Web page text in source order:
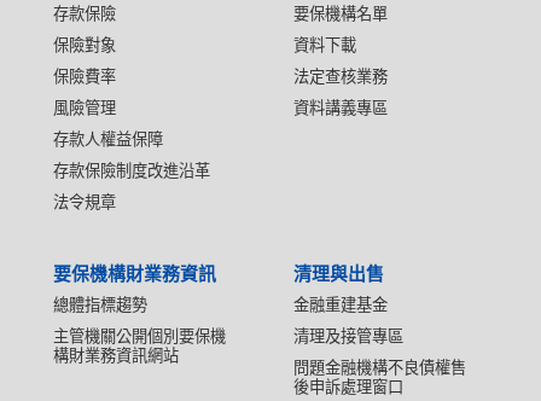
存款保險
保險對象
保險費率
風險管理
存款人權益保障
存款保險制度改進沿革
法令規章
要保機構名單
資料下載
法定查核業務
資料講義專區
要保機構財業務資訊
總體指標趨勢
主管機關公開個別要保機
構財業務資訊網站
清理與出售
金融重建基金
清理及接管專區
問題金融機構不良債權售
後申訴處理窗口